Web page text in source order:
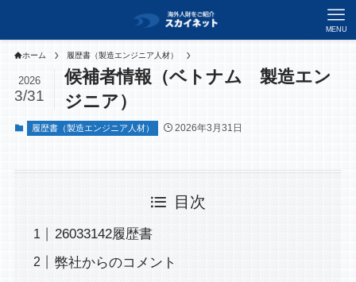
MENU
ホーム 履歴書（製造エンジニア人材）
候補者情報（ベトナム 製造エン
ジニア）
2026
3/31
履歴書（製造エンジニア人材） 2026年3月31日
目次
26033142履歴書
弊社からのコメント